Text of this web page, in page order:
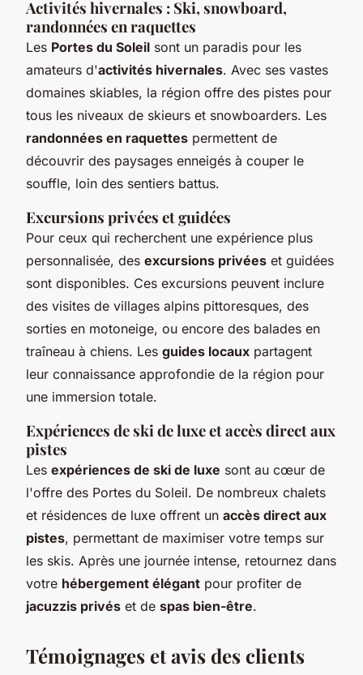
Activités hivernales : Ski, snowboard,
randonnées en raquettes
Les Portes du Soleil sont un paradis pour les
amateurs d'activités hivernales. Avec ses vastes
domaines skiables, la région offre des pistes pour
tous les niveaux de skieurs et snowboarders. Les
randonnées en raquettes permettent de
découvrir des paysages enneigés à couper le
souffle, loin des sentiers battus.
Excursions privées et guidées
Pour ceux qui recherchent une expérience plus
personnalisée, des excursions privées et guidées
sont disponibles. Ces excursions peuvent inclure
des visites de villages alpins pittoresques, des
sorties en motoneige, ou encore des balades en
traîneau à chiens. Les guides locaux partagent
leur connaissance approfondie de la région pour
une immersion totale.
Expériences de ski de luxe et accès direct aux
pistes
Les expériences de ski de luxe sont au cœur de
l'offre des Portes du Soleil. De nombreux chalets
et résidences de luxe offrent un accès direct aux
pistes, permettant de maximiser votre temps sur
les skis. Après une journée intense, retournez dans
votre hébergement élégant pour profiter de
jacuzzis privés et de spas bien-être.
Témoignages et avis des clients